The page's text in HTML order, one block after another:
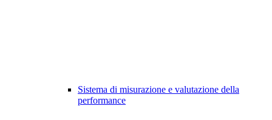
Sistema di misurazione e valutazione della
performance